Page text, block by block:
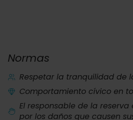
Normas
Respetar la tranquilidad de
Comportamiento cívico en
El responsable de la reserva
por los daños que causen